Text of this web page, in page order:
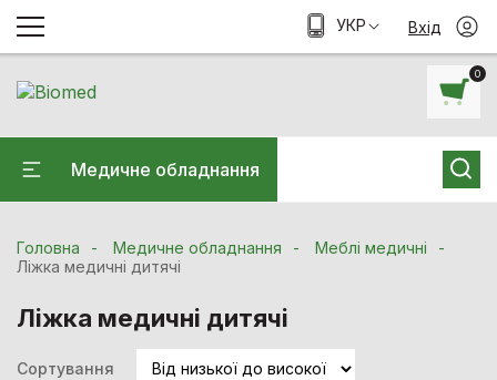
0
УКР Вхід
Медичне обладнання
Головна Медичне обладнання
Меблі медичні
Ліжка медичні дитячі
Ліжка медичні дитячі
Сортування